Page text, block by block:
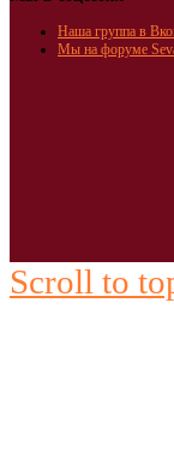
Наша группа в
Мы на форуме
Scroll to